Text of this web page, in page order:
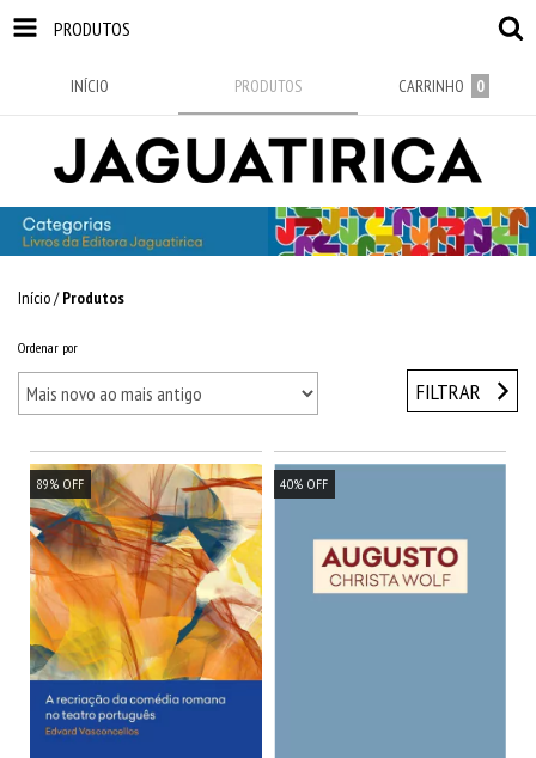
PRODUTOS
INÍCIO PRODUTOS CARRINHO 0
Início/ Produtos
Ordenar por
FILTRAR
89% OFF 40% OFF